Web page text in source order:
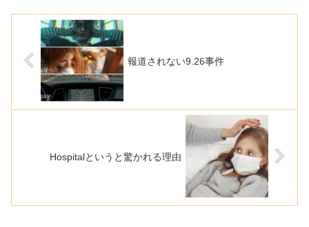
報道されない9.26事件
Hospitalというと驚かれる理由